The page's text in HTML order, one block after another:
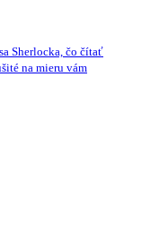
Sherlocka, čo čítať
na mieru vám